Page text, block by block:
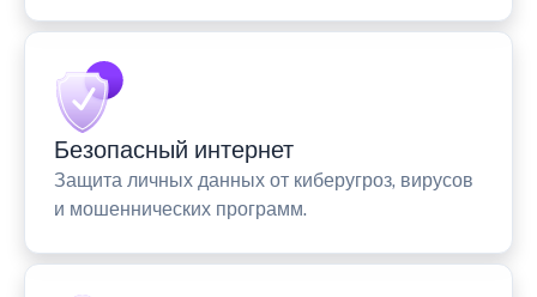
Безопасный интернет
Защита личных данных от киберугроз, вирусов
и мошеннических программ.